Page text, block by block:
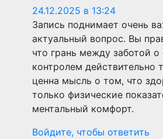
24.12.2025 в 13:24
Запись поднимает очень
актуальный вопрос. Вы
что грань между заботой
контролем действительно
ценна мысль о том, что
только физические
ментальный комфорт.
Войдите, чтобы ответить